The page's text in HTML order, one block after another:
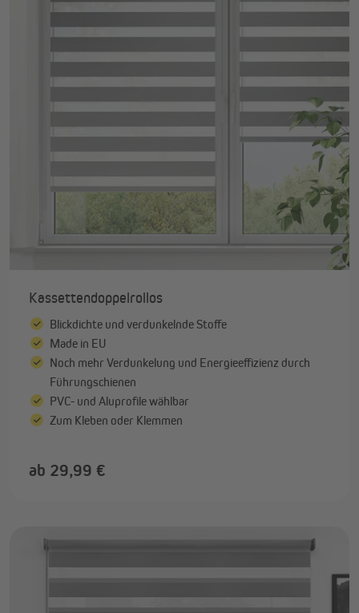
Kassettendoppelrollos
Blickdichte und verdunkelnde Stoffe
Made in EU
Noch mehr Verdunkelung und Energieeffizienz durch
Führungschienen
PVC- und Aluprofile wählbar
Zum Kleben oder Klemmen
ab 29,99 €